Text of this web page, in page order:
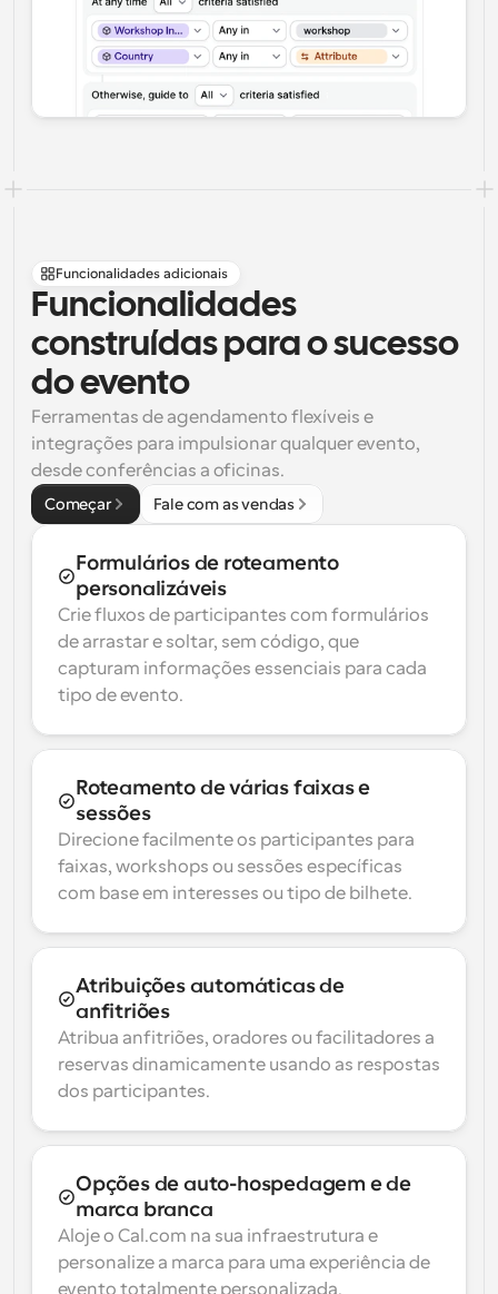
Funcionalidades adicionais
Funcionalidades
construídas para o sucesso
do evento
Ferramentas de agendamento flexíveis e
integrações para impulsionar qualquer evento,
desde conferências a oficinas.
Começar Fale com as vendas
Formulários de roteamento
personalizáveis
Crie fluxos de participantes com formulários
de arrastar e soltar, sem código, que
capturam informações essenciais para cada
tipo de evento.
Roteamento de várias faixas e
sessões
Direcione facilmente os participantes para
faixas, workshops ou sessões específicas
com base em interesses ou tipo de bilhete.
Atribuições automáticas de
anfitriões
Atribua anfitriões, oradores ou facilitadores a
reservas dinamicamente usando as respostas
dos participantes.
Opções de auto-hospedagem e de
marca branca
Aloje o Cal.com na sua infraestrutura e
personalize a marca para uma experiência de
evento totalmente personalizada.